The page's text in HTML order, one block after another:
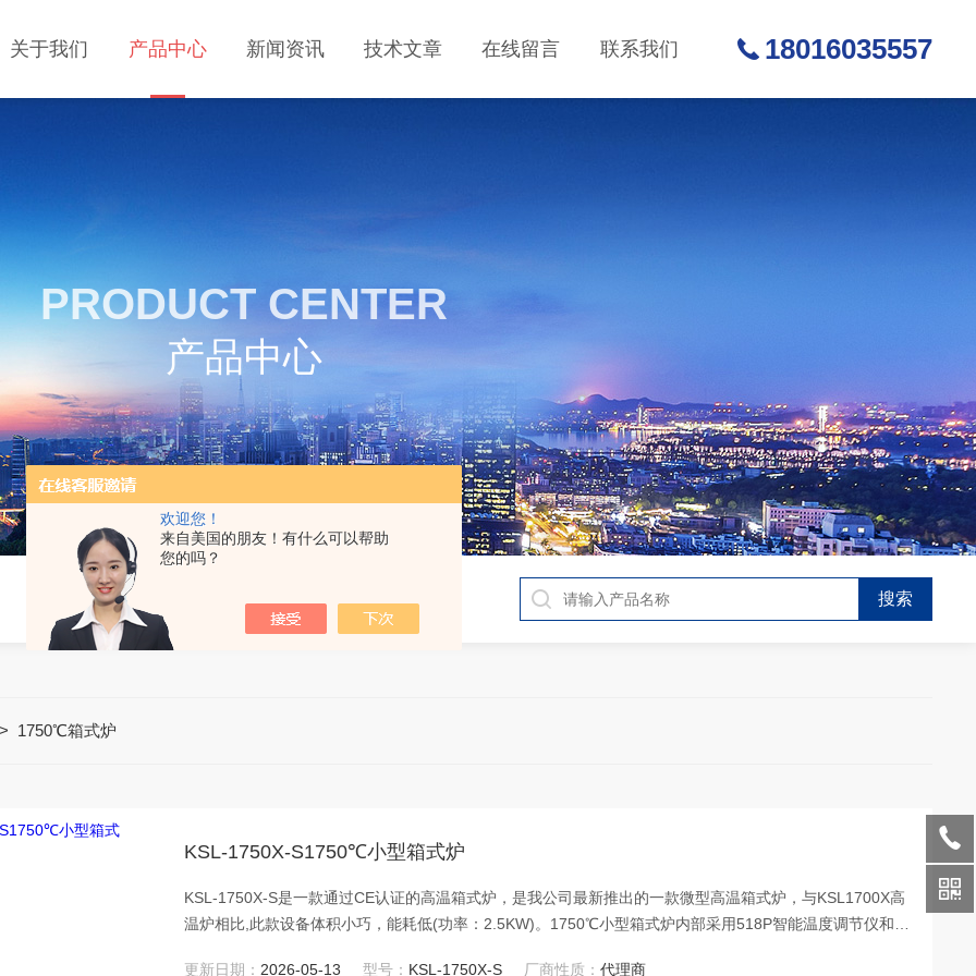
欢迎您！
来自美国的朋友！有什么可以帮助
您的吗？
关于我们 产品中心 新闻资讯 技术文章 在线留言 联系我们 18016035557
PRODUCT CENTER
产品中心
1750℃箱式炉
KSL-1750X-S1750℃小型箱式炉
KSL-1750X-S是一款通过CE认证的高温箱式炉，是我公司最新推出的一款微型高温箱式炉，与KSL1700X高
温炉相比,此款设备体积小巧，能耗低(功率：2.5KW)。1750℃小型箱式炉内部采用518P智能温度调节仪和B
更新日期： 2026-05-13 型号： KSL-1750X-S 厂商性质：代理商